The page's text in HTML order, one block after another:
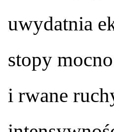
uwydatnia
stopy mocno
i rwane